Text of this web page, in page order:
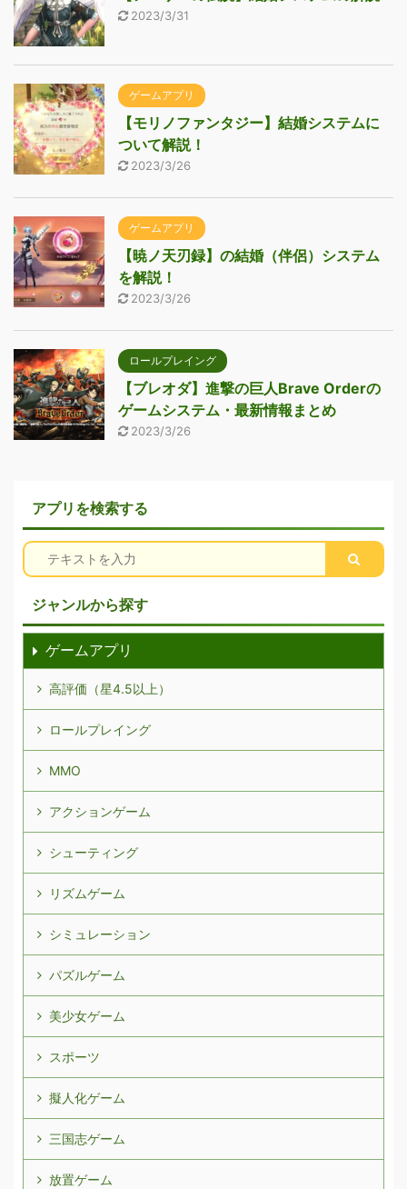
2023/3/31
ゲームアプリ
【モリノファンタジー】結婚システムに
ついて解説！
2023/3/26
ゲームアプリ
【暁ノ天刃録】の結婚（伴侶）システム
を解説！
2023/3/26
ロールプレイング
【ブレオダ】進撃の巨人Brave Orderの
ゲームシステム・最新情報まとめ
2023/3/26
アプリを検索する
ジャンルから探す
ゲームアプリ
高評価（星4.5以上）
ロールプレイング
MMO
アクションゲーム
シューティング
リズムゲーム
シミュレーション
パズルゲーム
美少女ゲーム
スポーツ
擬人化ゲーム
三国志ゲーム
放置ゲーム